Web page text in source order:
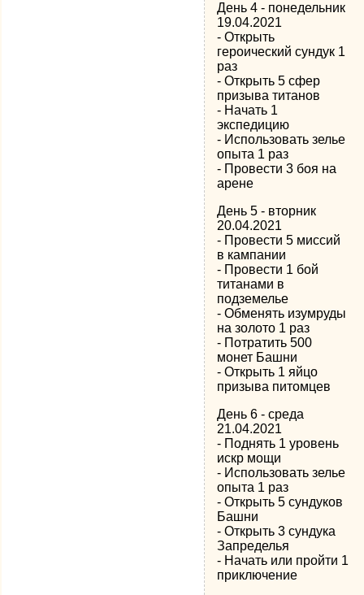
День 4 - понедельник
19.04.2021
- Открыть
героический сундук 1
раз
- Открыть 5 сфер
призыва титанов
- Начать 1
экспедицию
- Использовать зелье
опыта 1 раз
- Провести 3 боя на
арене
День 5 - вторник
20.04.2021
- Провести 5 миссий
в кампании
- Провести 1 бой
титанами в
подземелье
- Обменять изумруды
на золото 1 раз
- Потратить 500
монет Башни
- Открыть 1 яйцо
призыва питомцев
День 6 - среда
21.04.2021
- Поднять 1 уровень
искр мощи
- Использовать зелье
опыта 1 раз
- Открыть 5 сундуков
Башни
- Открыть 3 сундука
Запределья
- Начать или пройти 1
приключение